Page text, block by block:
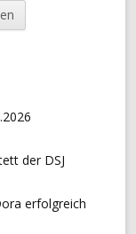
der DSJ
erfolgreich